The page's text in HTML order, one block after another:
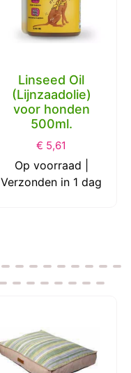
Linseed Oil
(Lijnzaadolie)
voor honden
500ml.
€ 5,61
Op voorraad |
Verzonden in 1 dag